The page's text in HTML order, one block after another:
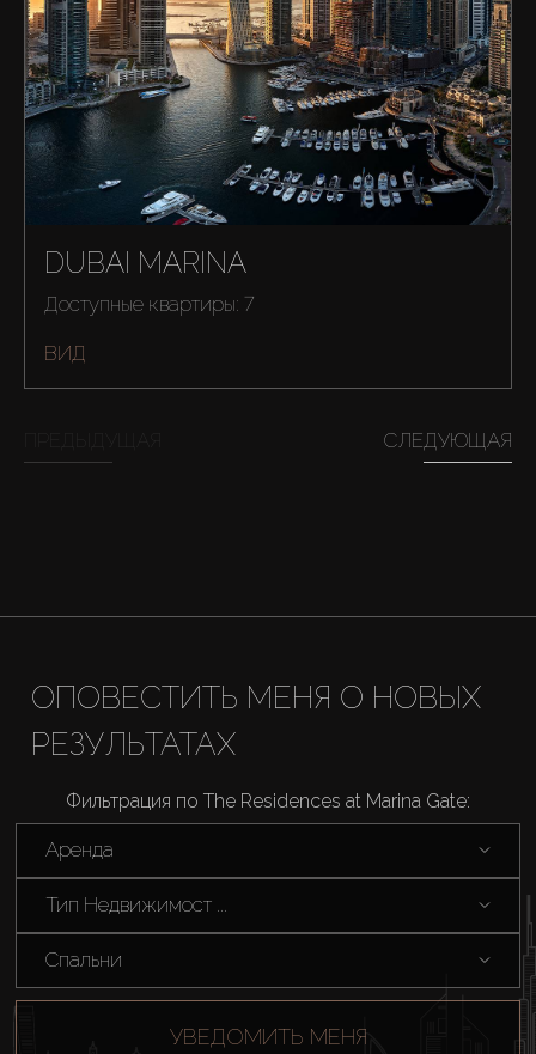
Новостройки
AX Journal
Каталоги
About Us
DUBAI MARINA
Доступные квартиры: 7
ВИД
СЛЕДУЮЩАЯ
ОПОВЕСТИТЬ МЕНЯ О НОВЫХ
РЕЗУЛЬТАТАХ
Фильтрация по The Residences at Marina Gate:
Аренда
Тип Недвижимост ...
Спальни
УВЕДОМИТЬ МЕНЯ